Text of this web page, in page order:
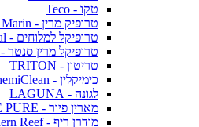
טקו - Teco
טרופיק מרין - Tropic Marin
טרופיקל למלוחים - Tropical
טרופיקל מרין סנטר - TMC
טריטון - TRITON
כימיקלין - ChemiClean
לגונה - LAGUNA
מארין פיור - MARINE PURE
מודרן ריף - Modern Reef